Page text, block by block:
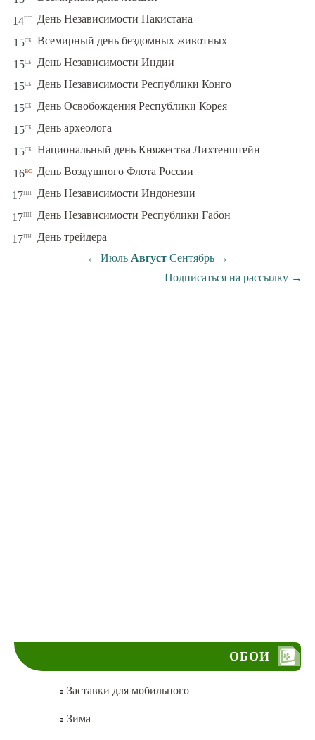
14пт День Независимости Пакистана
15сб Всемирный день бездомных животных
15сб День Независимости Индии
15сб День Независимости Республики Конго
15сб День Освобождения Республики Корея
15сб День археолога
15сб Национальный день Княжества Лихтенштейн
16вс День Воздушного Флота России
17пн День Независимости Индонезии
17пн День Независимости Республики Габон
17пн
День трейдера
← Июль Август Сентябрь →
Подписаться на рассылку →
ОБОИ
Заставки для мобильного
Зима